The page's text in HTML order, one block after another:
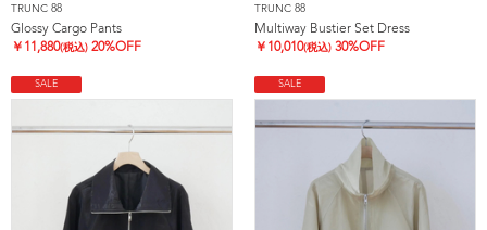
TRUNC 88
Glossy Cargo Pants
￥ 11,880(税込) 20%OFF
TRUNC 88
Multiway Bustier Set Dress
￥ 10,010(税込) 30%OFF
SALE SALE